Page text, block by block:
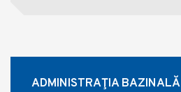
ADMINISTRAŢIA BAZINALĂ